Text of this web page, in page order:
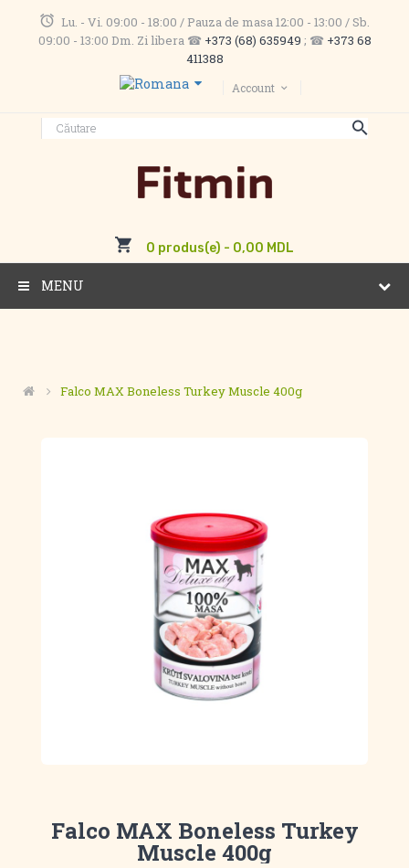
Lu. - Vi. 09:00 - 18:00 / Pauza de masa 12:00 - 13:00 / Sb.
09:00 - 13:00 Dm. Zi libera ☎ +373 (68) 635949 ; ☎ +373 68
411388
Account
0 produs(e) - 0,00 MDL
MENU
Falco MAX Boneless Turkey Muscle 400g
Falco MAX Boneless Turkey
Muscle 400g